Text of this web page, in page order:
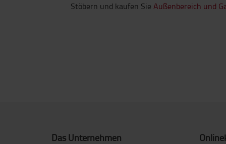
Stöbern und kaufen Sie Außenbereich und
Das Unternehmen